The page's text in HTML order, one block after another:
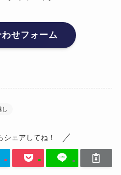
せフォーム
し
シェアしてね！